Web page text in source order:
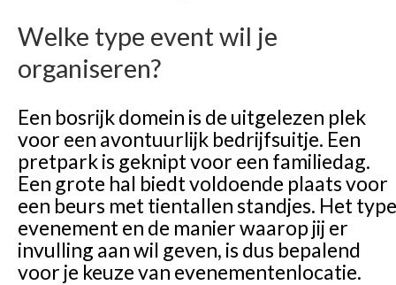
Welke type event wil je
organiseren?
Een bosrijk domein is de uitgelezen plek
voor een avontuurlijk bedrijfsuitje. Een
pretpark is geknipt voor een familiedag.
Een grote hal biedt voldoende plaats voor
een beurs met tientallen standjes. Het type
evenement en de manier waarop jij er
invulling aan wil geven, is dus bepalend
voor je keuze van evenementenlocatie.